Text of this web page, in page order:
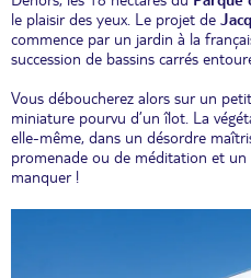
le plaisir des yeux. Le projet de
commence par un jardin à la
succession de bassins carrés
Vous déboucherez alors sur un
miniature pourvu d’un îlot. La
elle-même, dans un désordre
promenade ou de méditation et
manquer !